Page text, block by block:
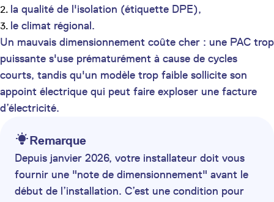
la qualité de l'isolation (étiquette DPE),
le climat régional.
Un mauvais dimensionnement coûte cher : une PAC trop
puissante s'use prématurément à cause de cycles
courts, tandis qu'un modèle trop faible sollicite son
appoint électrique qui peut faire exploser une facture
d’électricité.
Remarque
Depuis janvier 2026, votre installateur doit vous
fournir une "note de dimensionnement" avant le
début de l’installation. C’est une condition pour